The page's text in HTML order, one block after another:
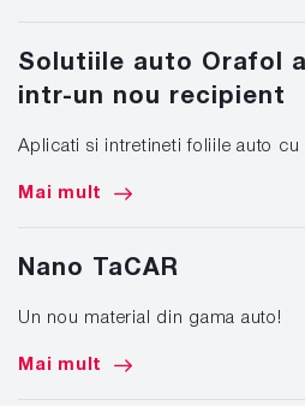
Solutiile auto Orafol
intr-un nou recipient
Aplicati si intretineti foliile auto cu
Mai mult
Nano TaCAR
Un nou material din gama auto!
Mai mult